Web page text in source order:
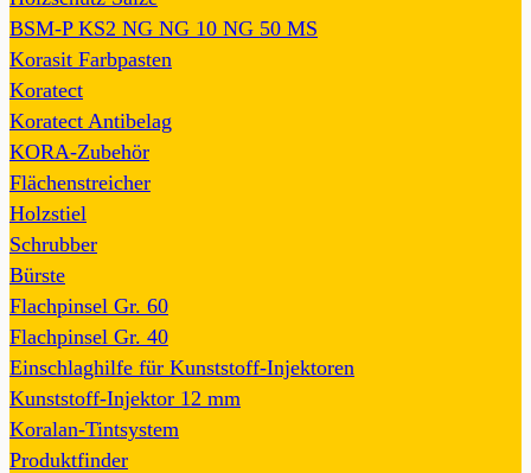
BSM-P KS2 NG NG 10 NG 50 MS
Korasit Farbpasten
Koratect
Koratect Antibelag
KORA-Zubehör
Flächenstreicher
Holzstiel
Schrubber
Bürste
Flachpinsel Gr. 60
Flachpinsel Gr. 40
Einschlaghilfe für Kunststoff-Injektoren
Kunststoff-Injektor 12 mm
Koralan-Tintsystem
Produktfinder